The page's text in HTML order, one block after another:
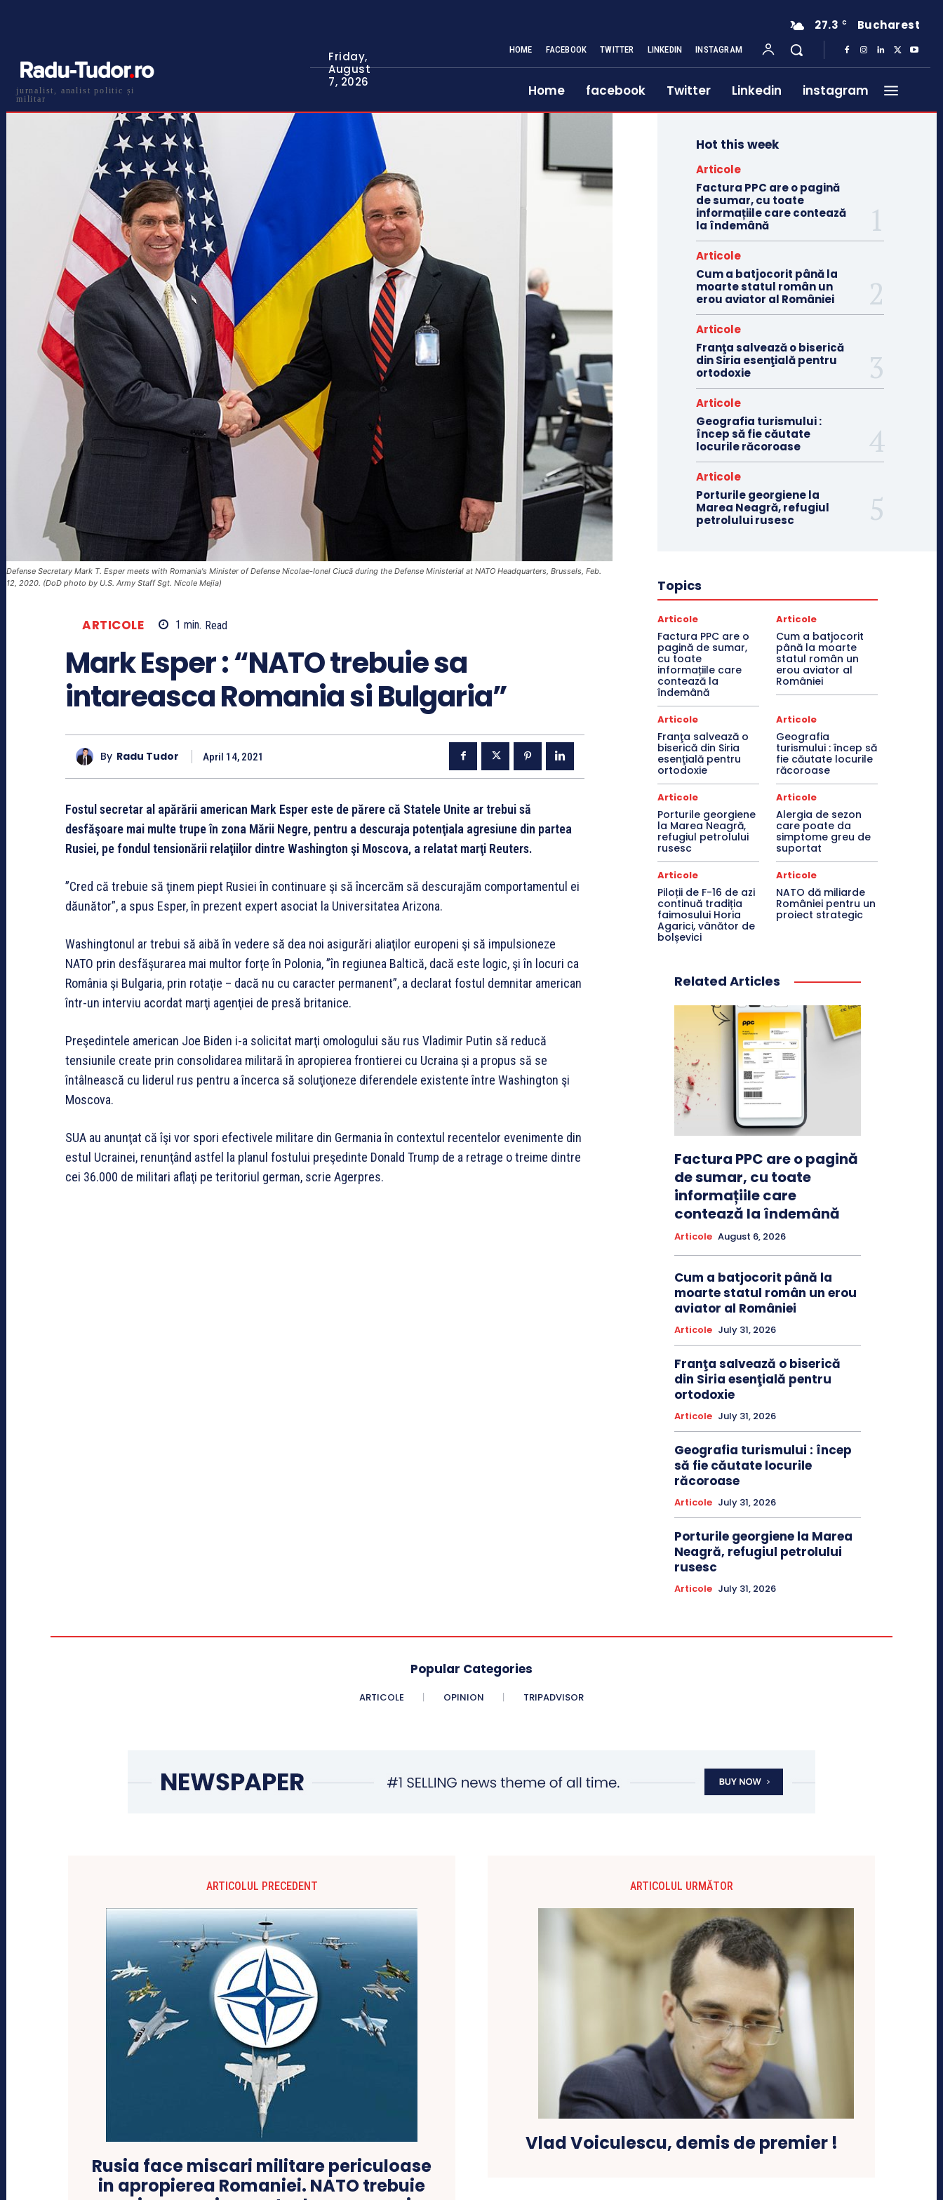
jurnalist, analist politic și
militar
Friday,
August
7, 2026
27.3 C Bucharest
HOME FACEBOOK TWITTER LINKEDIN INSTAGRAM
Home facebook Twitter Linkedin instagram
Defense Secretary Mark T. Esper meets with Romania's Minister of Defense Nicolae-Ionel Ciucă during the Defense Ministerial at NATO Headquarters, Brussels, Feb.
12, 2020. (DoD photo by U.S. Army Staff Sgt. Nicole Mejia)
ARTICOLE 1 min. Read
Mark Esper : “NATO trebuie sa
intareasca Romania si Bulgaria”
By Radu Tudor April 14, 2021
Fostul secretar al apărării american Mark Esper este de părere că Statele Unite ar trebui să
desfăşoare mai multe trupe în zona Mării Negre, pentru a descuraja potenţiala agresiune din partea
Rusiei, pe fondul tensionării relaţiilor dintre Washington şi Moscova, a relatat marţi Reuters.
”Cred că trebuie să ţinem piept Rusiei în continuare şi să încercăm să descurajăm comportamentul ei
dăunător”, a spus Esper, în prezent expert asociat la Universitatea Arizona.
Washingtonul ar trebui să aibă în vedere să dea noi asigurări aliaţilor europeni şi să impulsioneze
NATO prin desfăşurarea mai multor forţe în Polonia, ”în regiunea Baltică, dacă este logic, şi în locuri ca
România şi Bulgaria, prin rotaţie – dacă nu cu caracter permanent”, a declarat fostul demnitar american
într-un interviu acordat marţi agenţiei de presă britanice.
Preşedintele american Joe Biden i-a solicitat marţi omologului său rus Vladimir Putin să reducă
tensiunile create prin consolidarea militară în apropierea frontierei cu Ucraina şi a propus să se
întâlnească cu liderul rus pentru a încerca să soluţioneze diferendele existente între Washington şi
Moscova.
SUA au anunţat că îşi vor spori efectivele militare din Germania în contextul recentelor evenimente din
estul Ucrainei, renunţând astfel la planul fostului preşedinte Donald Trump de a retrage o treime dintre
cei 36.000 de militari aflaţi pe teritoriul german, scrie Agerpres.
Hot this week
Articole
Factura PPC are o pagină
de sumar, cu toate
informațiile care contează
la îndemână
Articole
Cum a batjocorit până la
moarte statul român un
erou aviator al României
Articole
Franţa salvează o biserică
din Siria esenţială pentru
ortodoxie
Articole
Geografia turismului :
încep să fie căutate
locurile răcoroase
Articole
Porturile georgiene la
Marea Neagră, refugiul
petrolului rusesc
Topics
Articole
Factura PPC are o
pagină de sumar,
cu toate
informațiile care
contează la
îndemână
Articole
Cum a batjocorit
până la moarte
statul român un
erou aviator al
României
Articole
Franţa salvează o
biserică din Siria
esenţială pentru
ortodoxie
Articole
Geografia
turismului : încep să
fie căutate locurile
răcoroase
Articole
Porturile georgiene
la Marea Neagră,
refugiul petrolului
rusesc
Articole
Alergia de sezon
care poate da
simptome greu de
suportat
Articole
Piloții de F-16 de azi
continuă tradiția
faimosului Horia
Agarici, vânător de
bolșevici
Articole
NATO dă miliarde
României pentru un
proiect strategic
Related Articles
Factura PPC are o pagină
de sumar, cu toate
informațiile care
contează la îndemână
Articole August 6, 2026
Cum a batjocorit până la
moarte statul român un erou
aviator al României
Articole July 31, 2026
Franţa salvează o biserică
din Siria esenţială pentru
ortodoxie
Articole July 31, 2026
Geografia turismului : încep
să fie căutate locurile
răcoroase
Articole July 31, 2026
Porturile georgiene la Marea
Neagră, refugiul petrolului
rusesc
Articole July 31, 2026
Popular Categories
ARTICOLE OPINION TRIPADVISOR
ARTICOLUL PRECEDENT
Rusia face miscari militare periculoase
in apropierea Romaniei. NATO trebuie
ARTICOLUL URMĂTOR
Vlad Voiculescu, demis de premier !